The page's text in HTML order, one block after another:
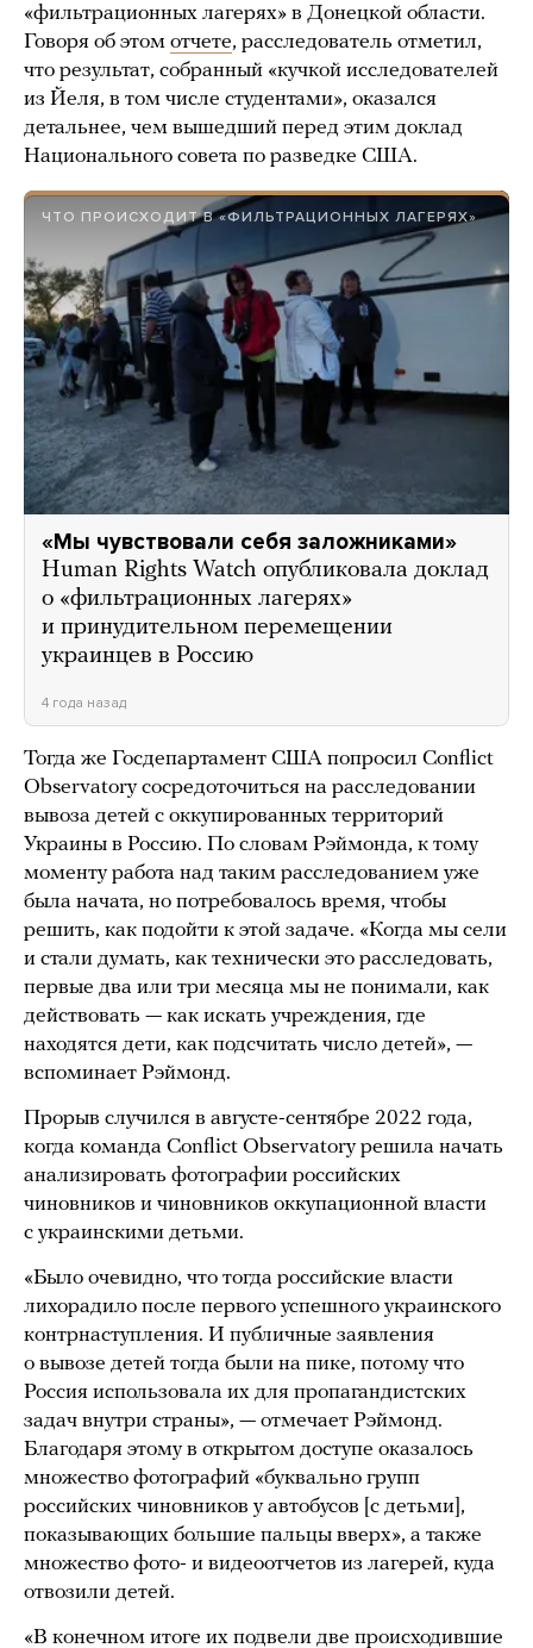
«фильтрационных лагерях» в Донецкой области.
Говоря об этом отчете, расследователь отметил,
что результат, собранный «кучкой исследователей
из Йеля, в том числе студентами», оказался
детальнее, чем вышедший перед этим доклад
Национального совета по разведке США.
ЧТО ПРОИСХОДИТ В «ФИЛЬТРАЦИОННЫХ ЛАГЕРЯХ»
«Мы чувствовали себя заложниками»
Human Rights Watch опубликовала доклад
о «фильтрационных лагерях»
и принудительном перемещении
украинцев в Россию
4 года назад
Тогда же Госдепартамент США попросил Conflict
Observatory сосредоточиться на расследовании
вывоза детей с оккупированных территорий
Украины в Россию. По словам Рэймонда, к тому
моменту работа над таким расследованием уже
была начата, но потребовалось время, чтобы
решить, как подойти к этой задаче. «Когда мы сели
и стали думать, как технически это расследовать,
первые два или три месяца мы не понимали, как
действовать — как искать учреждения, где
находятся дети, как подсчитать число детей», —
вспоминает Рэймонд.
Прорыв случился в августе-сентябре 2022 года,
когда команда Conflict Observatory решила начать
анализировать фотографии российских
чиновников и чиновников оккупационной власти
с украинскими детьми.
«Было очевидно, что тогда российские власти
лихорадило после первого успешного украинского
контрнаступления. И публичные заявления
о вывозе детей тогда были на пике, потому что
Россия использовала их для пропагандистских
задач внутри страны», — отмечает Рэймонд.
Благодаря этому в открытом доступе оказалось
множество фотографий «буквально групп
российских чиновников у автобусов [с детьми],
показывающих большие пальцы вверх», а также
множество фото- и видеоотчетов из лагерей, куда
отвозили детей.
«В конечном итоге их подвели две происходившие